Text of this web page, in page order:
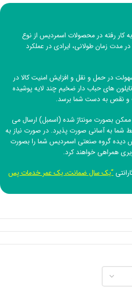
کار رفته در محصولات اسمردیس از نوع
مدت زمان طولانی، ایرادی در عملکرد
در حمل و نقل و افزایش امنیت کالا در
های حباب دار ضخیم چند لایه پوشیده
و نقص به دست شما برسد.
بصورت مونتاژ شده (اسمبل) ارسال می
شما به آسانی صورت پذیرد. در صورت نیاز به
دیدهگروه صنعتی اسمردیس شما را بصورت
همراهی خواهند کرد.
“یک سال ضمانت، یک عمر خدمات پس